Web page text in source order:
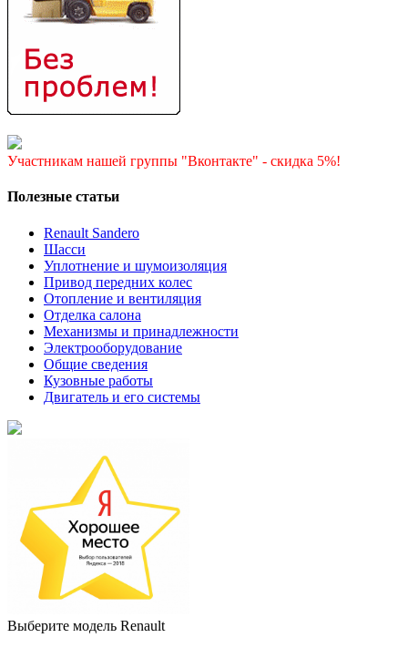
Участникам нашей группы "Вконтакте" - скидка 5%!
Полезные статьи
Renault Sandero
Шасси
Уплотнение и шумоизоляция
Привод передних колес
Отопление и вентиляция
Отделка салона
Механизмы и принадлежности
Электрооборудование
Общие сведения
Кузовные работы
Двигатель и его системы
Выберите модель Renault